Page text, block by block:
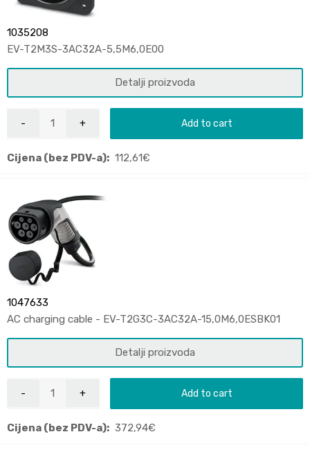
1035208
EV-T2M3S-3AC32A-5,5M6,0E00
Detalji proizvoda
Add to cart
Cijena (bez PDV-a): 112,61€
1047633
AC charging cable - EV-T2G3C-3AC32A-15,0M6,0ESBK01
Detalji proizvoda
Add to cart
Cijena (bez PDV-a): 372,94€